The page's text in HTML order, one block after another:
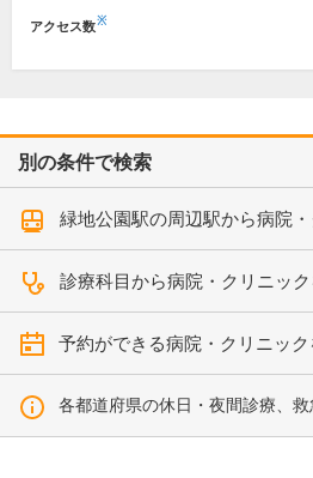
アクセス数※
別の条件で検索
緑地公園駅の周辺駅から病院
診療科目から病院・クリニッ
予約ができる病院・クリニッ
各都道府県の休日・夜間診療、